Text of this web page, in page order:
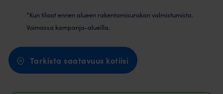
*Kun tilaat ennen alueen rakentamisurakan valmistumista.
Voimassa kampanja-alueilla.
Tarkista saatavuus kotiisi